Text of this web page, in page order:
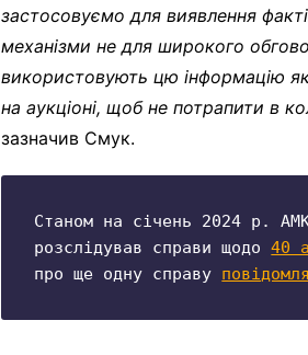
застосовуємо для виявлення
механізми не для широкого
використовують цю інформацію
на аукціоні, щоб не потрапити в
зазначив Смук.
Станом на січень 2024 р.
розслідував справи щодо 40
про ще одну справу